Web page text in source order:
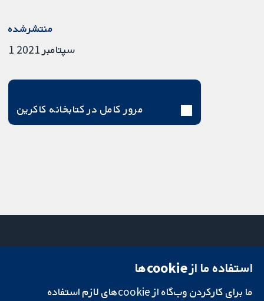
منتشرشده
1 سپتامبر 2021
مرور کامل در کتابخانه کاکرین
تحقیقات قابل
میدان کاوندیش
لندن
دفتر رسانه‌ای
استفاده ما از cookie‌ها
ما برای کارکردن وب‌گاه از cookie‌های لازم استفاده